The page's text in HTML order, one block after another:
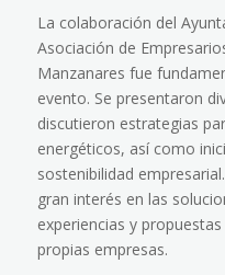
La colaboración del
Asociación de
Manzanares fue
evento. Se presentaron
discutieron estrategias
energéticos, así como
sostenibilidad
gran interés en las
experiencias y
propias empresas.